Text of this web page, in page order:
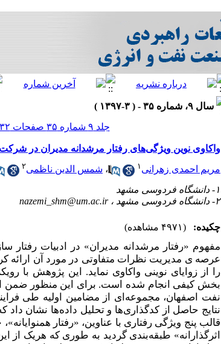
سال ۹، شماره ۳۵ - ( ۳-۱۳۹۷ )
جلد ۹ شماره ۳۵ صفحات ۳۲-۳
واکاوی نوین ویژگی‌های رفتار مرشدانه مدیران در
مریم احمدی زهرانی ۱ ، شمس الدین ناظمی۲
۱- دانشگاه فردوسی مشهد
۲- دانشگاه فردوسی مشهد ،
nazemi_shm@um.ac.ir
چکیده: (۴۹۷۱ مشاهده)
مفهوم «رفتار مرشدانه مدیران» در ادبیات رفتار
عرصه ی مدیریت نظرات متفاوتی در مورد آن ارائه
را از زوایای نوینی واکاوی نماید. این پژوهش با
نفت اصفهان، مجموعه‌ای از مضامین اولیه طی
نتایج حاصل از کدگذاری‌ها و تحلیل داده‌ها نشان داد
قالب پنج ویژگی رفتاری با عناوین، «رفتار
اثرگذارانه» طبقه‌بندی گردید به طوری که هریک